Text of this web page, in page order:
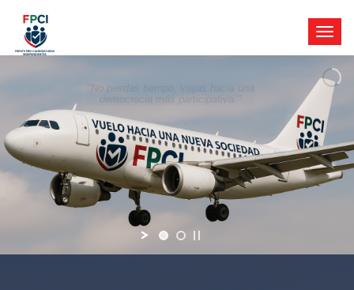
"No pierdas tiempo, viajas hacia una
democracia más participativa."